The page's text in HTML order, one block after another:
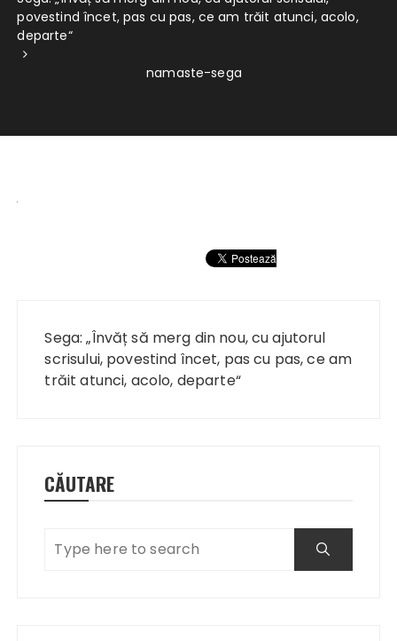
povestind încet, pas cu pas, ce am trăit atunci, acolo,
departe“
namaste-sega
articole
Sega: „Învăț să merg din nou, cu ajutorul
scrisului, povestind încet, pas cu pas, ce am
trăit atunci, acolo, departe“
CĂUTARE